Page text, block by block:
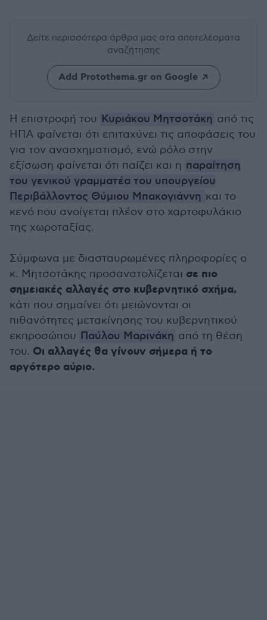
Δείτε περισσότερα άρθρα μας στα αποτελέσματα
αναζήτησης
Add Protothema.gr on Google
Η επιστροφή του Κυριάκου Μητσοτάκη από τις
ΗΠΑ φαίνεται ότι επιταχύνει τις αποφάσεις του
για τον ανασχηματισμό, ενώ ρόλο στην
εξίσωση φαίνεται ότι παίζει και η παραίτηση
του γενικού γραμματέα του υπουργείου
Περιβάλλοντος Θύμιου Μπακογιάννη και το
κενό που ανοίγεται πλέον στο χαρτοφυλάκιο
της χωροταξίας.
Σύμφωνα με διασταυρωμένες πληροφορίες ο
κ. Μητσοτάκης προσανατολίζεται σε πιο
σημειακές αλλαγές στο κυβερνητικό σχήμα,
κάτι που σημαίνει ότι μειώνονται οι
πιθανότητες μετακίνησης του κυβερνητικού
εκπροσώπου Παύλου Μαρινάκη από τη θέση
του. Οι αλλαγές θα γίνουν σήμερα ή το
αργότερο αύριο.